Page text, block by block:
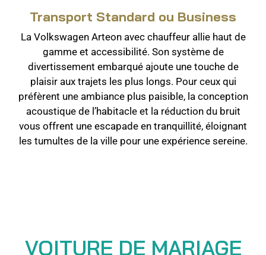
Transport Standard ou Business
La Volkswagen Arteon avec chauffeur allie haut de
gamme et accessibilité. Son système de
divertissement embarqué ajoute une touche de
plaisir aux trajets les plus longs. Pour ceux qui
préfèrent une ambiance plus paisible, la conception
acoustique de l’habitacle et la réduction du bruit
vous offrent une escapade en tranquillité, éloignant
les tumultes de la ville pour une expérience sereine.
VOITURE DE MARIAGE